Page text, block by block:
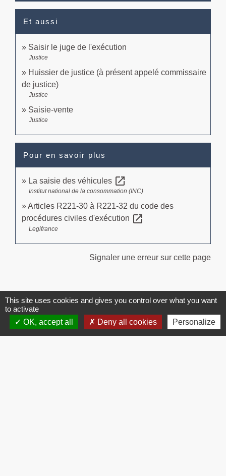
Et aussi
Saisir le juge de l'exécution
Justice
Huissier de justice (à présent appelé commissaire
de justice)
Justice
Saisie-vente
Justice
Pour en savoir plus
La saisie des véhicules open_in_new
Institut national de la consommation (INC)
Articles R221-30 à R221-32 du code des
procédures civiles d'exécution open_in_new
Legifrance
Signaler une erreur sur cette page
Contacts
Commune de Brissac
This site uses cookies and gives you control over what you want
to activate
OK, accept all
Deny all cookies Personalize